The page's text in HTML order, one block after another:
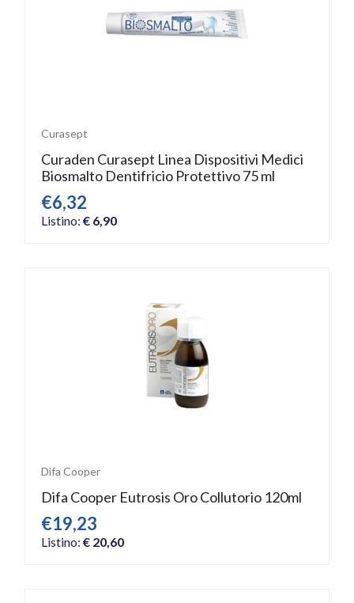
Curasept
Curaden Curasept Linea Dispositivi Medici
Biosmalto Dentifricio Protettivo 75 ml
€6,32
Listino: € 6,90
Difa Cooper
Difa Cooper Eutrosis Oro Collutorio 120ml
€19,23
Listino: € 20,60